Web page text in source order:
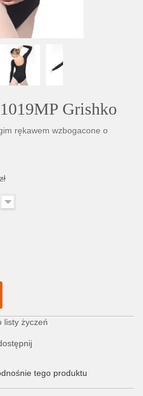
Grishko
rękawem wzbogacone o
listy życzeń
tego produktu